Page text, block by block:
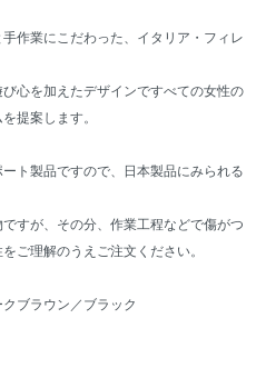
作業にこだわった、イタリア・フィレ
心を加えたデザインですべての女性の
提案します。
ト製品ですので、日本製品にみられる
すが、その分、作業工程などで傷がつ
ご理解のうえご注文ください。
ブラウン／ブラック